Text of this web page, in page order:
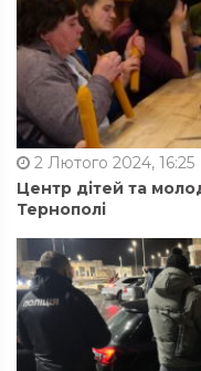
2 Лютого 2024, 16:25
Центр дітей та
Тернополі